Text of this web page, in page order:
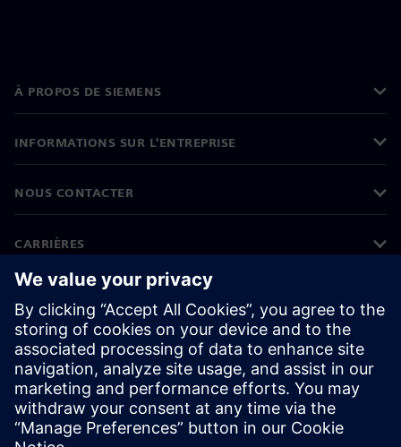
À PROPOS DE SIEMENS
INFORMATIONS SUR L'ENTREPRISE
NOUS CONTACTER
CARRIÈRES
©Siemens 2026
Informations sur l'entreprise
Protection des données